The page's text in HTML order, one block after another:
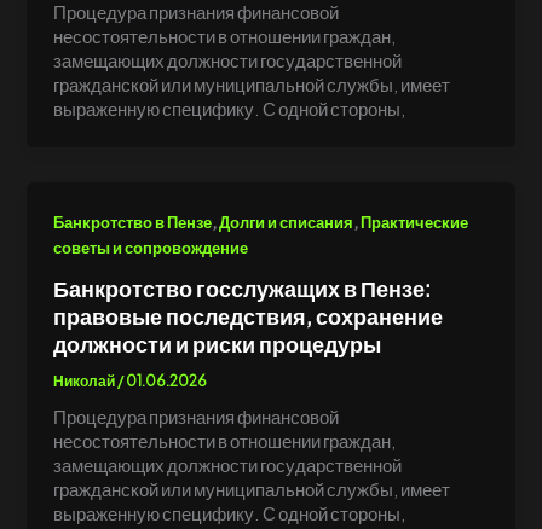
Процедура признания финансовой
несостоятельности в отношении граждан,
замещающих должности государственной
гражданской или муниципальной службы, имеет
выраженную специфику. С одной стороны,
Банкротство в Пензе,Долги и списания,Практические
советы и сопровождение
Банкротство госслужащих в Пензе:
правовые последствия, сохранение
должности и риски процедуры
Николай /01.06.2026
Процедура признания финансовой
несостоятельности в отношении граждан,
замещающих должности государственной
гражданской или муниципальной службы, имеет
выраженную специфику. С одной стороны,